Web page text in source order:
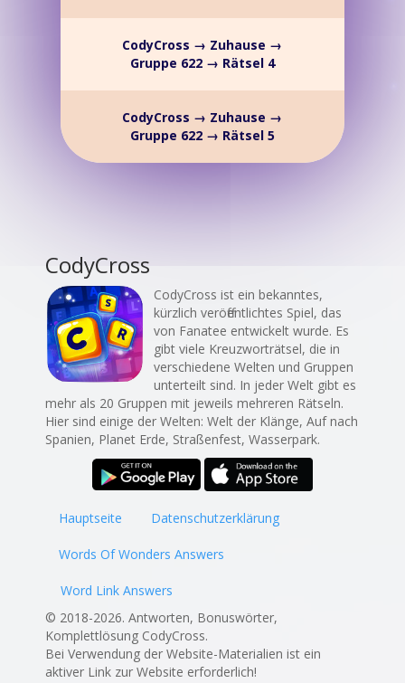
CodyCross → Zuhause →
Gruppe 622 → Rätsel 4
CodyCross → Zuhause →
Gruppe 622 → Rätsel 5
CodyCross
CodyCross ist ein bekanntes,
kürzlich veröffentlichtes Spiel, das
von Fanatee entwickelt wurde. Es
gibt viele Kreuzworträtsel, die in
verschiedene Welten und Gruppen
unterteilt sind. In jeder Welt gibt es
mehr als 20 Gruppen mit jeweils mehreren Rätseln.
Hier sind einige der Welten: Welt der Klänge, Auf nach
Spanien, Planet Erde, Straßenfest, Wasserpark.
Hauptseite Datenschutzerklärung
Words Of Wonders Answers
Word Link Answers
© 2018-2026. Antworten, Bonuswörter,
Komplettlösung CodyCross.
Bei Verwendung der Website-Materialien ist ein
aktiver Link zur Website erforderlich!